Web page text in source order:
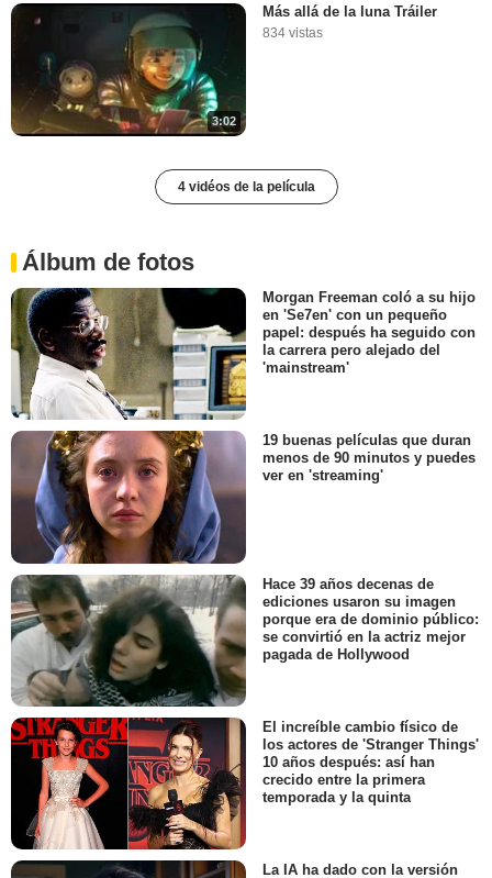
3:02
Más allá de la luna Tráiler
834 vistas
4 vidéos de la película
Álbum de fotos
Morgan Freeman coló a su hijo
en 'Se7en' con un pequeño
papel: después ha seguido con
la carrera pero alejado del
'mainstream'
19 buenas películas que duran
menos de 90 minutos y puedes
ver en 'streaming'
Hace 39 años decenas de
ediciones usaron su imagen
porque era de dominio público:
se convirtió en la actriz mejor
pagada de Hollywood
El increíble cambio físico de
los actores de 'Stranger Things'
10 años después: así han
crecido entre la primera
temporada y la quinta
La IA ha dado con la versión